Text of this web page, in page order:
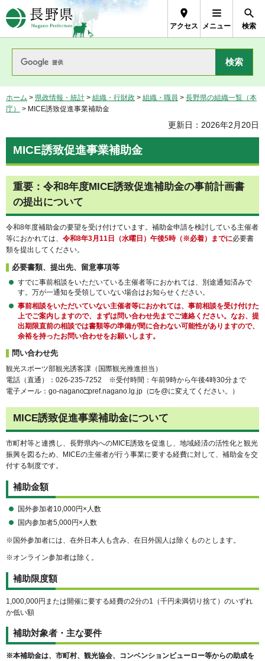
長野県Nagano Prefecture
アクセス メニュー 検索
ホーム > 県政情報・統計 > 組織・行財政 > 組織・職員 > 長野県の組織一覧（本
庁）
> MICE誘致促進事業補助金
更新日：2026年2月20日
MICE誘致促進事業補助金
重要：令和8年度MICE誘致促進補助金の事前計画書
の提出について
令和8年度補助金の要望を受け付けています。補助金申請を検討している主催者
等におかれては、 令和8年3月11日（水曜日）午後5時（※必着）までに必要書
類を提出してください。
必要書類、提出先、留意事項等
すでに事前相談をいただいている主催者等におかれては、別途通知済みで
す。万が一通知を受領していない場合はお知らせください。
事前相談をいただいていない主催者等におかれては、事前相談を受け付けた
上でご案内しますので、まずは問い合わせ先までご連絡ください。なお、提
出期限直前の相談では書類等の準備が間に合わない可能性がありますので、
余裕を持ったお問い合わせをお願いします。
問い合わせ先
観光スポーツ部観光誘客課（国際観光推進担当）
電話（直通）：026-235-7252 ※受付時間：午前9時から午後4時30分まで
電子メール：go-nagano□pref.nagano.lg.jp（□を@に変えてください。）
MICE誘致促進事業補助金について
市町村等と連携し、長野県内へのMICE誘致を促進し、地域経済の活性化と観光
振興を図るため、MICEの主催者が行う事業に要する経費に対して、補助金を交
付する制度です。
補助金額
国外参加者10,000円×人数
国内参加者5,000円×人数
※国外参加者には、在外日本人も含み、在日外国人は除くものとします。
※オンライン参加者は除く。
補助限度額
1,000,000円または開催に要する経費の2分の1（千円未満切り捨て）のいずれ
か低い額
補助対象者・主な要件
※本補助金は、市町村、観光協会、コンベンションビューロー等からの助成を